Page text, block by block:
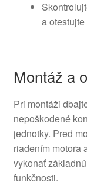
a
Montáž a
Pri montáži
nepoškodené
jednotky. Pred
riadením motora
vykonať
funkčnosti.